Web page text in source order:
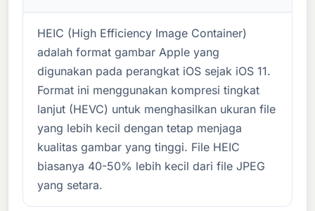
HEIC (High Efficiency Image Container)
adalah format gambar Apple yang
digunakan pada perangkat iOS sejak iOS 11.
Format ini menggunakan kompresi tingkat
lanjut (HEVC) untuk menghasilkan ukuran file
yang lebih kecil dengan tetap menjaga
kualitas gambar yang tinggi. File HEIC
biasanya 40-50% lebih kecil dari file JPEG
yang setara.